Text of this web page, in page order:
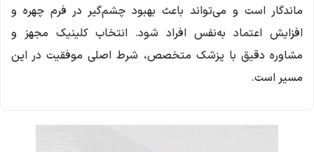
ماندگار است و می‌تواند باعث بهبود چشم‌گیر در فرم چهره و
افزایش اعتماد به‌نفس افراد شود. انتخاب کلینیک مجهز و
مشاوره دقیق با پزشک متخصص، شرط اصلی موفقیت در این
مسیر است.